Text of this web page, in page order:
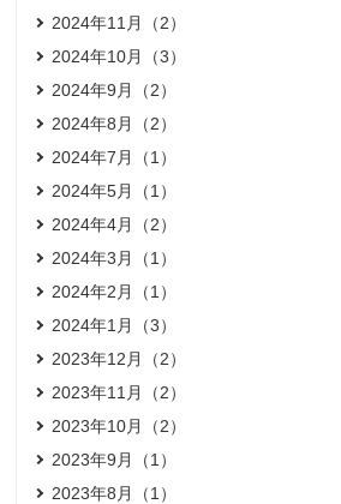
2024年11月（2）
2024年10月（3）
2024年9月（2）
2024年8月（2）
2024年7月（1）
2024年5月（1）
2024年4月（2）
2024年3月（1）
2024年2月（1）
2024年1月（3）
2023年12月（2）
2023年11月（2）
2023年10月（2）
2023年9月（1）
2023年8月（1）